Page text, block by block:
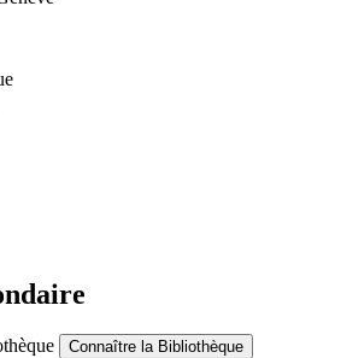
Connaître la Bibliothèque